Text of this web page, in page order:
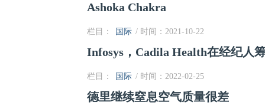
Ashoka Chakra
栏目： 国际 / 时间：2021-10-22
Infosys，Cadila Health在经纪人
栏目： 国际 / 时间：2022-02-25
德里继续窒息空气质量很差